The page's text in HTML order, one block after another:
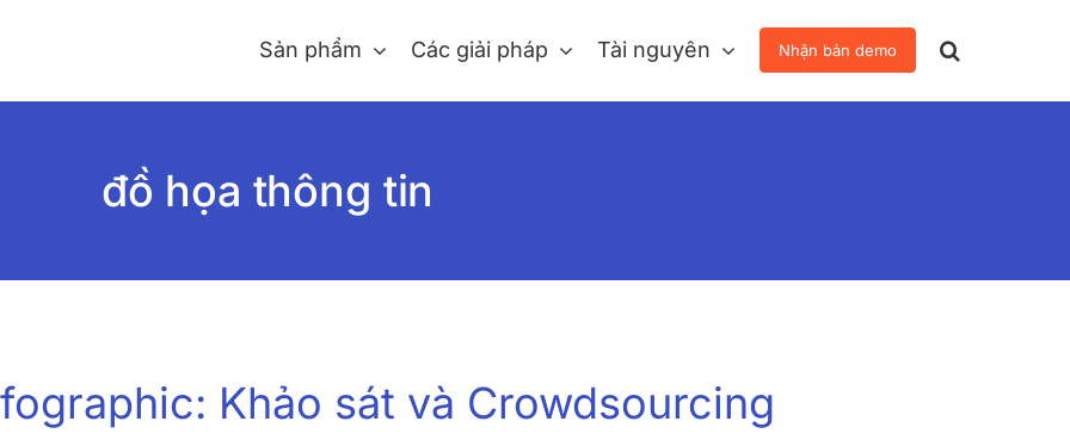
Sản phẩm Các giải pháp Tài nguyên Nhận bản demo
đồ họa thông tin
Khảo sát và Crowdsourcing